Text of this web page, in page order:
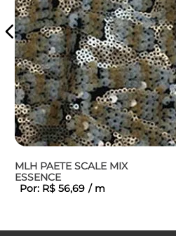
MLH PAETE SCALE MIX
ESSENCE
Por: R$ 56,69 / m